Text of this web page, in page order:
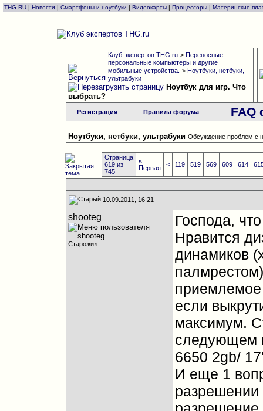
THG.RU | Новости | Смартфоны и ноутбуки | Видеокарты | Процессоры | Материнские
Клуб экспертов THG.ru > Переносные
персональные компьютеры и другие
мобильные устройства. > Ноутбуки, нетбуки,
ультрабуки
Ноутбук для игр. Что
выбрать?
Регистрация Правила форума FAQ
Ноутбуки, нетбуки, ультрабуки Обсуждение проблем с
Страница
619 из
745
«
Первая
< 119 519 569 609 614
10.09.2011, 16:21
shooteg
Старожил
Господа,
Нравится
динамиков
приемлемое
если
максимум.
следующем
6650 2gb/
И еще 1
разрешении